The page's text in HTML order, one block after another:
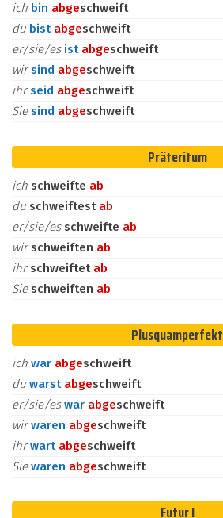
ich bin abgeschweift
du bist abgeschweift
er/sie/es ist abgeschweift
wirsind abgeschweift
ihrseid abgeschweift
Siesind abgeschweift
Präteritum
ich schweifte ab
du schweiftest ab
er/sie/es schweifte ab
wirschweiften ab
ihrschweiftet ab
Sie schweiften ab
Plusquamperfekt
ich war abgeschweift
du warst abgeschweift
er/sie/eswar abgeschweift
wirwaren abgeschweift
ihrwart abgeschweift
Siewaren abgeschweift
Futur I